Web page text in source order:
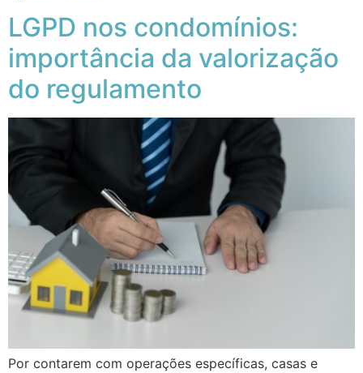
LGPD nos condomínios:
importância da valorização
do regulamento
Por contarem com operações específicas, casas e